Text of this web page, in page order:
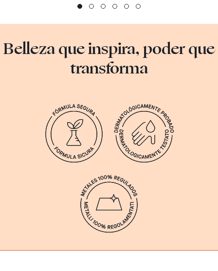
Belleza que inspira, poder que
transforma